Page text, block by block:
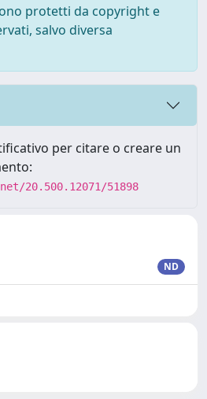
protetti da copyright e
salvo diversa
per citare o creare un
20.500.12071/51898
ND